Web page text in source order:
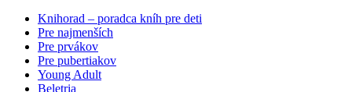
Knihorad – poradca kníh pre deti
Pre najmenších
Pre prvákov
Pre pubertiakov
Young Adult
Beletria